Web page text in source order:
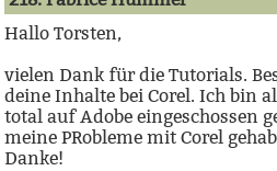
Hallo Torsten,
vielen Dank für die Tutorials.
deine Inhalte bei Corel. Ich bin
total auf Adobe eingeschossen
meine PRobleme mit Corel
Danke!